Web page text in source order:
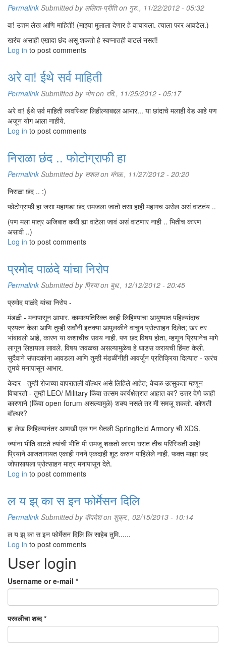
Permalink Submitted by ललिता-प्रीतिon गुरु., 11/22/2012 - 05:32
वा! उत्तम लेख आणि माहिती! (माझ्या मुलाला देणार हे वाचायला. त्याला फार आवडेल.)
खरंच असाही एखादा छंद असू शकतो हे स्वप्नातही वाटलं नसतं!
Log in to post comments
अरे वा! ईथे सर्व माहिती
Permalink Submitted by योगon रवि., 11/25/2012 - 05:17
अरे वा! ईथे सर्व माहिती व्यवस्थित लिहील्याबद्दल आभार... या छांदाचे मलाही वेड आहे पण
अजून योग आला नाहीये.
Log in to post comments
निराळा छंद .. फोटोग्राफी हा
Permalink Submitted by सशलon मंगळ., 11/27/2012 - 20:20
निराळा छंद .. :)
फोटोग्राफी हा जसा महागडा छंद समजला जातो तसा हाही महागच असेल असं वाटतंय ..
(पण मला मात्र अजिबात कधी ह्या वाटेला जावं असं वाटणार नाही .. भितीच कारण
असावी ..)
Log in to post comments
प्रमोद पाळंदे यांचा निरोप
Permalink Submitted by प्रियाon बुध., 12/12/2012 - 20:45
प्रमोद पाळंदे यांचा निरोप -
मंडळी - मनापासून आभार. कामाव्यतिरिक्त काही लिहिण्याचा आयुष्यात पहिल्यांदाच
प्रयत्न केला आणि तुम्ही सर्वांनी इतक्या आपुलकीने वाचून प्रोत्साहन दिलेत; खरं तर
भांबावलो आहे, कारण या कशाचीच सवय नाही. पण छंद विषय होता, म्हणून प्रियानेच मागे
लागून लिहायला लावले. विषय जवळचा असल्यामुळेच हे धाडस करायची हिंमत केली.
सुदैवाने संपादकांना आवडला आणि तुम्ही मंडळींनीही आवर्जुन प्रतिक्रिया दिल्यात - खरंच
तुमचे मनापासून आभार.
केदार - तुम्ही रोजच्या वापरातली वॉल्थर असे लिहिले आहेत; केवळ उत्सुकता म्हणून
विचारतो - तुम्ही LEO/ Military किंवा तत्सम कार्यक्षेत्रात आहात का? उत्तर देणे काही
कारणाने (किंवा open forum असल्यामुळे) शक्य नसले तर मी समजू शकतो. कोणती
वॉल्थर?
हा लेख लिहिल्यानंतर आणखी एक गन घेतली Springfield Armory ची XDS.
ज्यांना भीति वाटते त्यांची भीति मी समजू शकतो कारण घरात तीच परिस्थिती आहे!
प्रियाने आजतागायत एकाही गनने एकदाही शूट करुन पाहिलेले नाही. फक्त माझा छंद
जोपासायला प्रोत्साहन मात्र मनापासून देते.
Log in to post comments
ल य झ् का स इन फोर्मेसन दिलि
Permalink Submitted by दीपदेशon शुक्र., 02/15/2013 - 10:14
ल य झ् का स इन फोर्मेसन दिलि कि साहेब तुमि......
Log in to post comments
User login
Username or e-mail *
परवलीचा शब्द*